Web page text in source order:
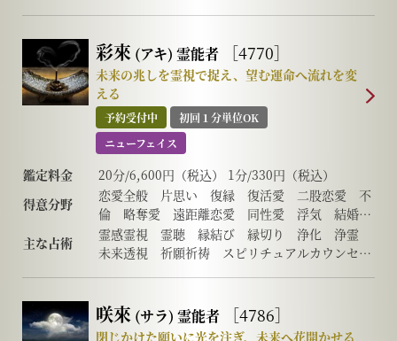
彩來 (アキ) 霊能者 ［4770］
未来の兆しを霊視で捉え、望む運命へ流れを変
える
予約受付中
初回１分単位OK
ニューフェイス
鑑定料金
20分/6,600円（税込） 1分/330円（税込）
得意分野
恋愛全般 片思い 復縁 復活愛 二股恋愛 不
倫 略奪愛 遠距離恋愛 同性愛 浮気 結婚
離婚 夫婦問題 家庭・家族問題 親子 育
児 教育 介護 引っ越し 仕事全般 適職
物 失せ物 故人 心霊相談
主な占術
霊感霊視 霊聴 縁結び 縁切り 浄化 浄霊
未来透視 祈願祈祷 スピリチュアルカウンセリ
記 前世・過去世 守護霊対話 霊障除去先祖供
養 過去世供養 死者との対話 高次との交信
咲來 (サラ) 霊能者 ［4786］
閉じかけた願いに光を注ぎ、未来へ花開かせる